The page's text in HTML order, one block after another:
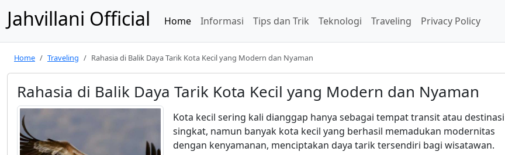
Jahvillani Official Home Informasi Tips dan Trik Teknologi Traveling Privacy Policy
Home Traveling Rahasia di Balik Daya Tarik Kota Kecil yang Modern dan Nyaman
Rahasia di Balik Daya Tarik Kota Kecil yang Modern dan Nyaman
Kota kecil sering kali dianggap hanya sebagai tempat transit atau destinasi
singkat, namun banyak kota kecil yang berhasil memadukan modernitas
dengan kenyamanan, menciptakan daya tarik tersendiri bagi wisatawan.